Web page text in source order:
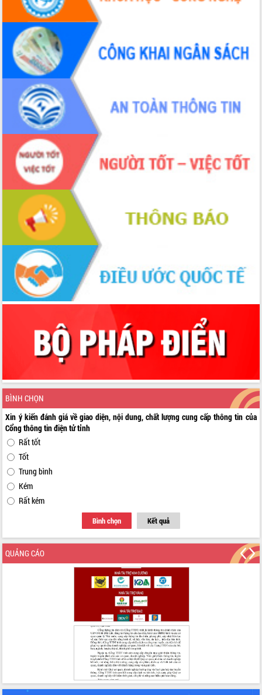
BÌNH CHỌN
Xin ý kiến đánh giá về giao diện, nội dung, chất lượng cung cấp thông tin của
Cổng thông tin điện tử tỉnh
Rất tốt
Tốt
Trung bình
Kém
Rất kém
Bình chọn Kết quả
QUẢNG CÁO